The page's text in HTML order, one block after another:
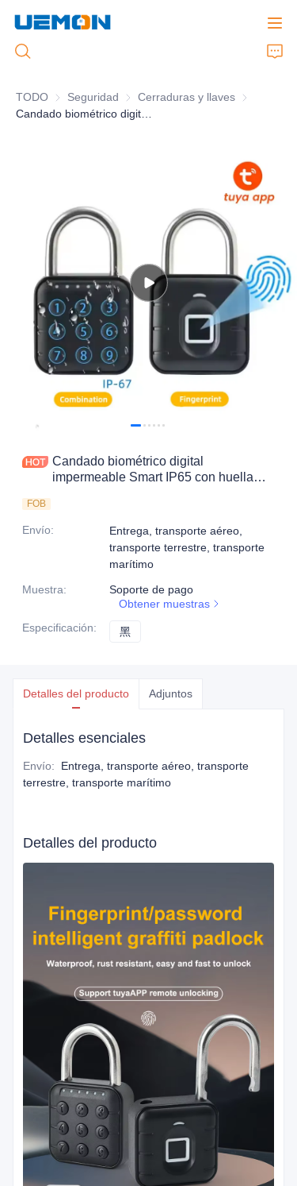
TODO Seguridad Seguridad
Cerraduras y llaves Cerraduras
Candado biométrico digital
impermeable Smart IP65 con huella
FOB
Envío:
Entrega, transporte aéreo,
transporte terrestre, transporte
marítimo
Muestra:
Soporte de pago
Obtener muestras
Especificación: 黑
Detalles del producto Adjuntos
Detalles esenciales
Envío:
Entrega, transporte aéreo, transporte
terrestre, transporte marítimo
Detalles del producto
Inicio
Marca
Soporte